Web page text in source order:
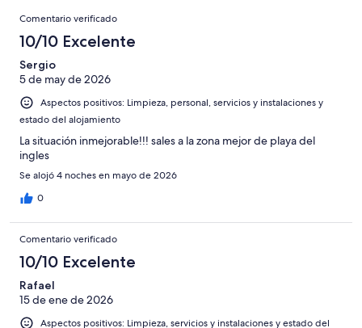
Bueno
puntuación
Normal
una
puntuación
Mediocre
428
una
puntuación
de
Comentarios
Comentario verificado
10/10 Excelente
Sergio
5 de may de 2026
Aspectos positivos: Limpieza, personal, servicios y instalaciones y
estado del alojamiento
La situación inmejorable!!! sales a la zona mejor de playa del
ingles
Se alojó 4 noches en mayo de 2026
0
Comentario verificado
10/10 Excelente
Rafael
15 de ene de 2026
Aspectos positivos: Limpieza, servicios y instalaciones y estado del